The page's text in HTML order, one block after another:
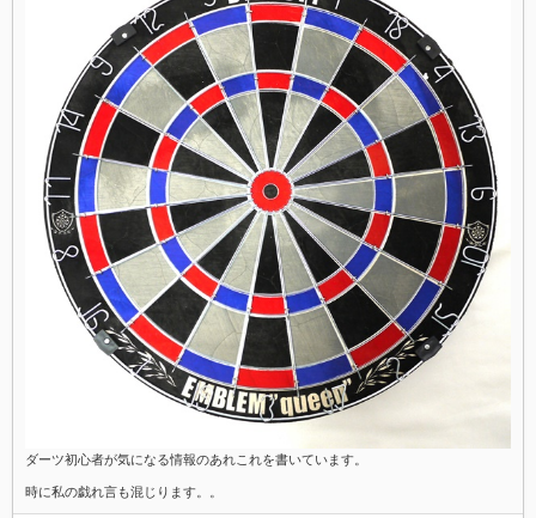
ダーツ初心者が気になる情報のあれこれを書いています。
時に私の戯れ言も混じります。。